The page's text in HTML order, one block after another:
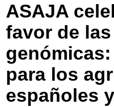
ASAJA
favor de
para los
españoles